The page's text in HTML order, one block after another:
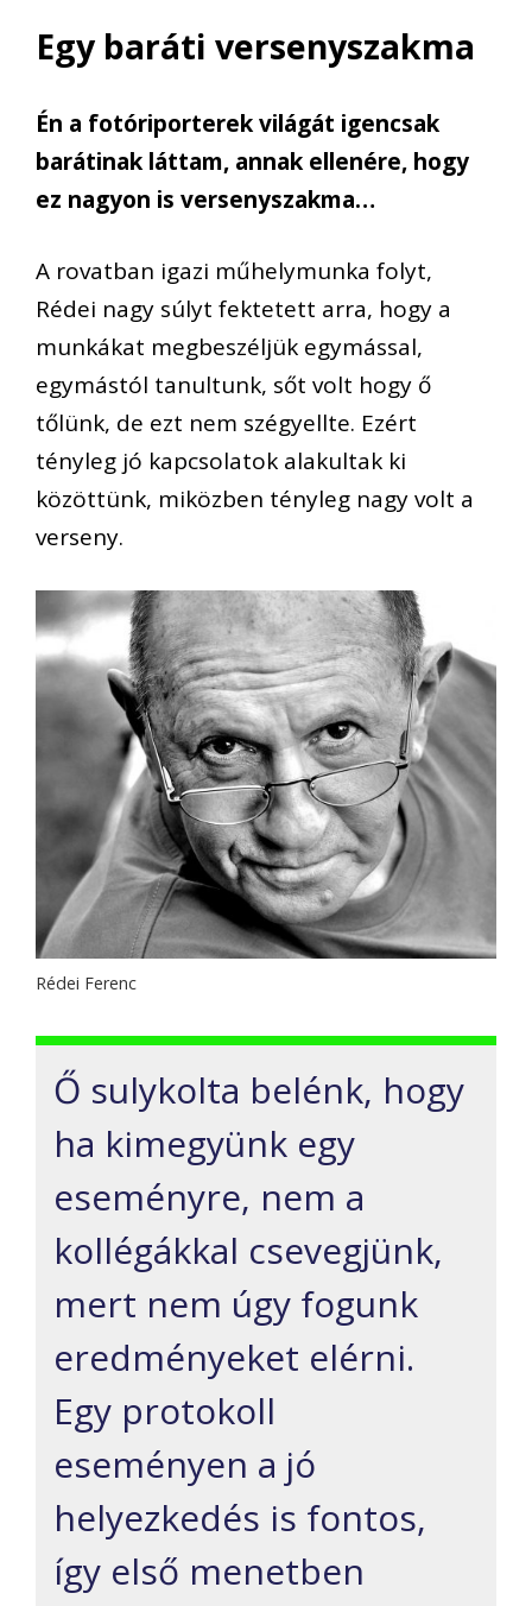
Egy baráti versenyszakma
Én a fotóriporterek világát igencsak
barátinak láttam, annak ellenére, hogy
ez nagyon is versenyszakma…
A rovatban igazi műhelymunka folyt,
Rédei nagy súlyt fektetett arra, hogy a
munkákat megbeszéljük egymással,
egymástól tanultunk, sőt volt hogy ő
tőlünk, de ezt nem szégyellte. Ezért
tényleg jó kapcsolatok alakultak ki
közöttünk, miközben tényleg nagy volt a
verseny.
Rédei Ferenc
Ő sulykolta belénk, hogy
ha kimegyünk egy
eseményre, nem a
kollégákkal csevegjünk,
mert nem úgy fogunk
eredményeket elérni.
Egy protokoll
eseményen a jó
helyezkedés is fontos,
így első menetben